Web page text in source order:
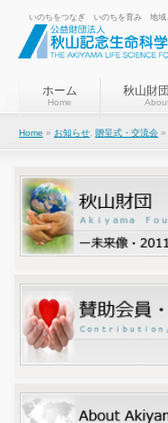
いのちをつなぎ いのちを育み 地域
ホーム
Home
秋山財
Home » お知らせ 贈呈式・交流会 »